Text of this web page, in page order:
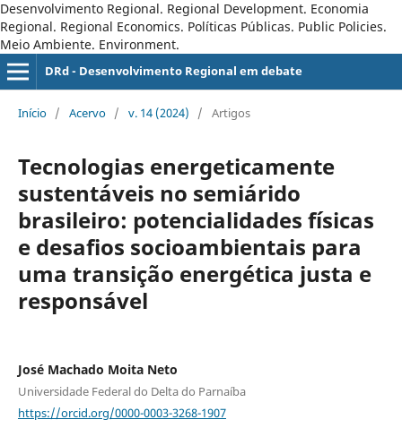
Desenvolvimento Regional. Regional Development. Economia
Regional. Regional Economics. Políticas Públicas. Public Policies.
Meio Ambiente. Environment.
DRd - Desenvolvimento Regional em debate
Início / Acervo / v. 14 (2024) / Artigos
Tecnologias energeticamente
sustentáveis no semiárido
brasileiro: potencialidades físicas
e desafios socioambientais para
uma transição energética justa e
responsável
José Machado Moita Neto
Universidade Federal do Delta do Parnaíba
https://orcid.org/0000-0003-3268-1907